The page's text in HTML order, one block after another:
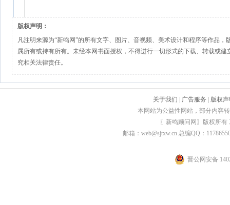
版权声明：
凡注明来源为“新鸣网”的所有文字、图片、音视频、美术设计和程序等作品，
属所有或持有所有。未经本网书面授权，不得进行一切形式的下载、转载或
究相关法律责任。
关于我们 广告服务
版权
本网站为公益性网站，部分内容
〖新鸣顾问网〗版权所
邮箱：web@sjtxw.cn 总编QQ：
晋公网安备